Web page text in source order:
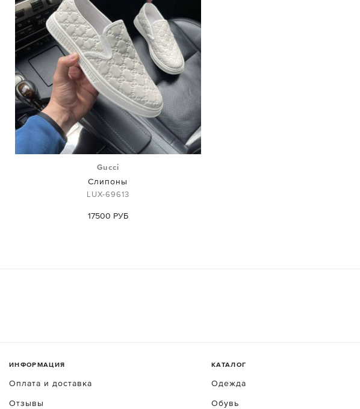
Gucci
Слипоны
LUX-69613
17500 РУБ
ИНФОРМАЦИЯ
Оплата и доставка
Отзывы
КАТАЛОГ
Одежда
Обувь